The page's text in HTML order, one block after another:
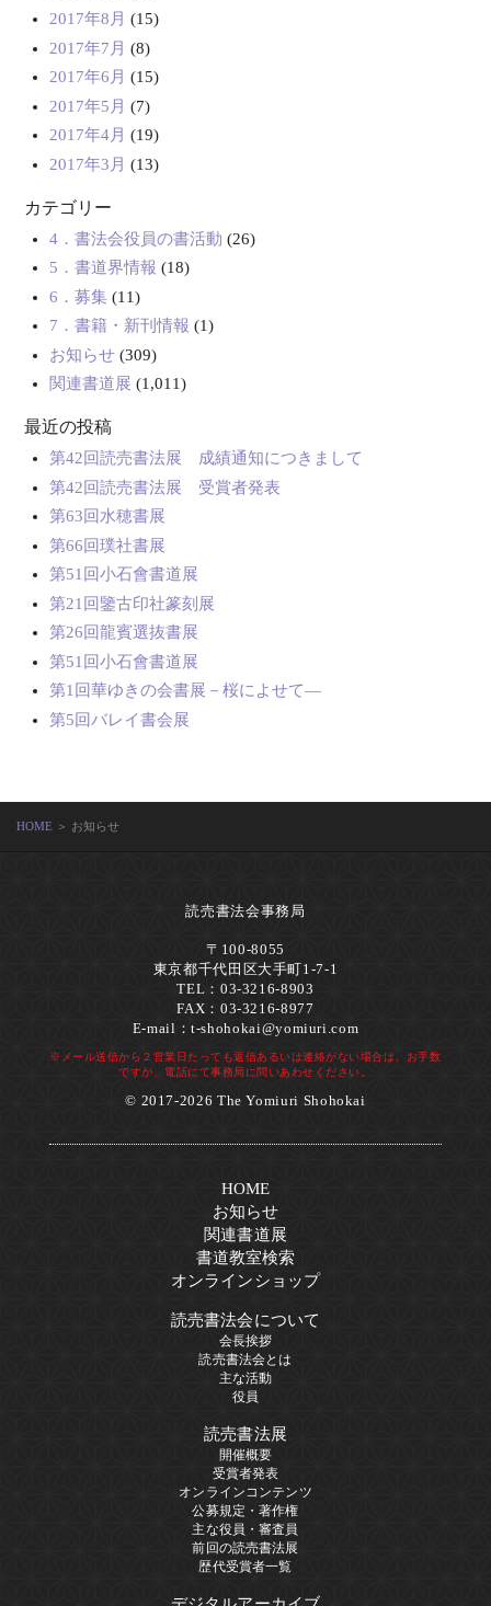
2017年8月 (15)
2017年7月 (8)
2017年6月 (15)
2017年5月 (7)
2017年4月 (19)
2017年3月 (13)
カテゴリー
4．書法会役員の書活動 (26)
5．書道界情報 (18)
6．募集(11)
7．書籍・新刊情報 (1)
お知らせ(309)
関連書道展 (1,011)
最近の投稿
第42回読売書法展 成績通知につきまして
第42回読売書法展 受賞者発表
第63回水穂書展
第66回璞社書展
第51回小石會書道展
第21回鑒古印社篆刻展
第26回龍賓選抜書展
第51回小石會書道展
第1回華ゆきの会書展－桜によせて―
第5回バレイ書会展
HOME ＞ お知らせ
読売書法会事務局
〒100-8055
東京都千代田区大手町1-7-1
TEL：03-3216-8903
FAX：03-3216-8977
E-mail：t-shohokai@yomiuri.com
※メール送信から２営業日たっても返信あるいは連絡がない場合は、お手数
ですが、電話にて事務局に問いあわせください。
© 2017-2026 The Yomiuri Shohokai
HOME
お知らせ
関連書道展
書道教室検索
オンラインショップ
読売書法会について
会長挨拶
読売書法会とは
主な活動
役員
読売書法展
開催概要
受賞者発表
オンラインコンテンツ
公募規定・著作権
主な役員・審査員
前回の読売書法展
歴代受賞者一覧